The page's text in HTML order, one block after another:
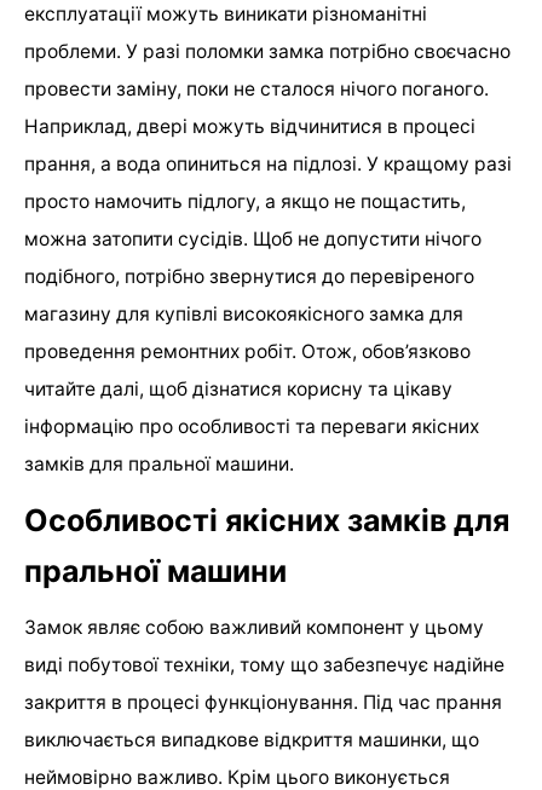
експлуатації можуть виникати різноманітні
проблеми. У разі поломки замка потрібно своєчасно
провести заміну, поки не сталося нічого поганого.
Наприклад, двері можуть відчинитися в процесі
прання, а вода опиниться на підлозі. У кращому разі
просто намочить підлогу, а якщо не пощастить,
можна затопити сусідів. Щоб не допустити нічого
подібного, потрібно звернутися до перевіреного
магазину для купівлі високоякісного замка для
проведення ремонтних робіт. Отож, обов’язково
читайте далі, щоб дізнатися корисну та цікаву
інформацію про особливості та переваги якісних
замків для пральної машини.
Особливості якісних замків для
пральної машини
Замок являє собою важливий компонент у цьому
виді побутової техніки, тому що забезпечує надійне
закриття в процесі функціонування. Під час прання
виключається випадкове відкриття машинки, що
неймовірно важливо. Крім цього виконується